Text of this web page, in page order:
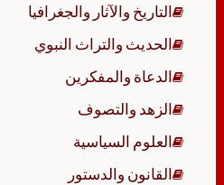
التاريخ والآثار والجغرافيا
الحديث والتراث النبوي
الدعاة والمفكرين
الزهد والتصوف
العلوم السياسية
القانون والدستور